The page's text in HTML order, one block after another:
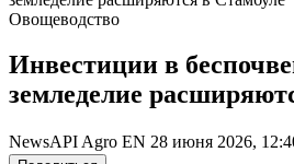
Овощеводство
Инвестиции в
земледелие
NewsAPI Agro EN 28 июня 2026,